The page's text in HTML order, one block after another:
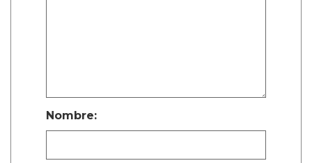
Nombre: